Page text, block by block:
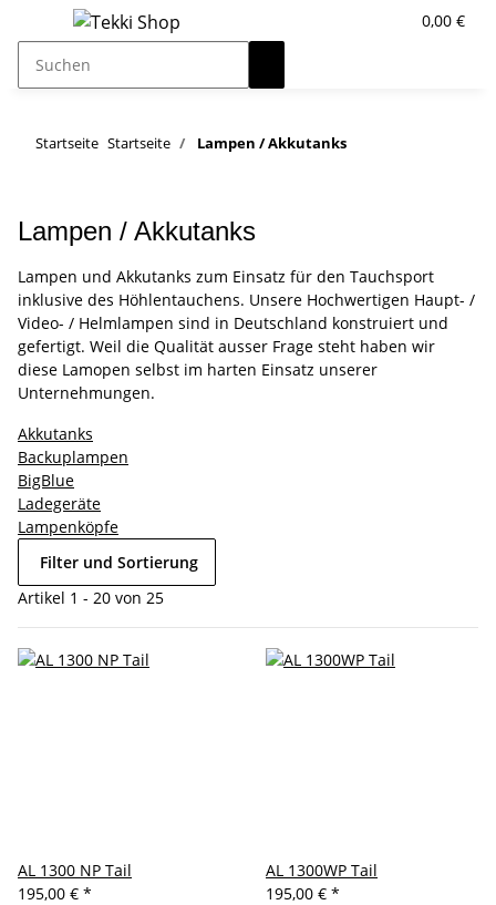
0,00 €
Startseite Startseite Lampen / Akkutanks
Lampen / Akkutanks
Lampen und Akkutanks zum Einsatz für den Tauchsport
inklusive des Höhlentauchens. Unsere Hochwertigen Haupt- /
Video- / Helmlampen sind in Deutschland konstruiert und
gefertigt. Weil die Qualität ausser Frage steht haben wir
diese Lamopen selbst im harten Einsatz unserer
Unternehmungen.
Akkutanks
Backuplampen
BigBlue
Ladegeräte
Lampenköpfe
Filter und Sortierung
Artikel 1 - 20 von 25
AL 1300 NP Tail
195,00 € *
AL 1300WP Tail
195,00 € *